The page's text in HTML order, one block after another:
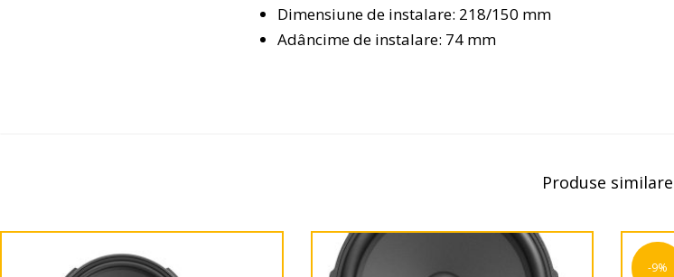
Dimensiune de instalare: 218/150 mm
Adâncime de instalare: 74 mm
Produse similare
-9%